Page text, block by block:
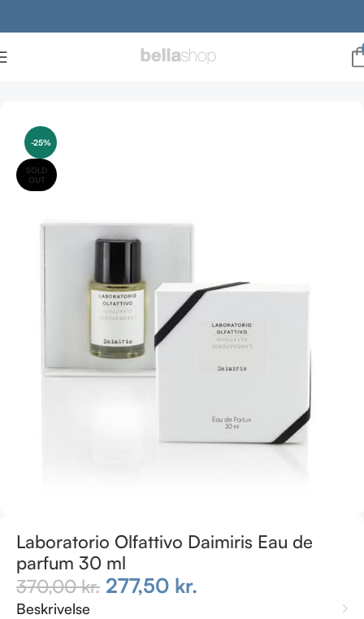
-25%
SOLD
OUT
Laboratorio Olfattivo Daimiris Eau de
parfum 30 ml
370,00kr. 277,50 kr.
Beskrivelse